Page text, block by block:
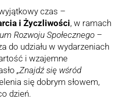
czas –
i Życzliwości, w ramach
Rozwoju Społecznego –
do udziału w wydarzeniach
i wzajemne
„Znajdź się wśród
się dobrym słowem,
dzień.